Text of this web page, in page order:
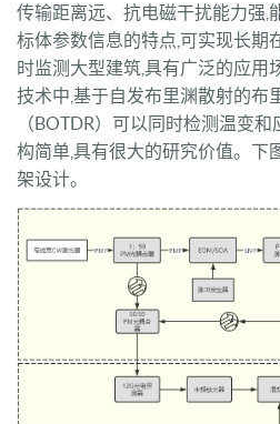
传输距离远、抗电磁干扰能力强,
标体参数信息的特点,可实现长期
时监测大型建筑,具有广泛的应用
技术中,基于自发布里渊散射的布
（BOTDR）可以同时检测温变
构简单,具有很大的研究价值。下
架设计。